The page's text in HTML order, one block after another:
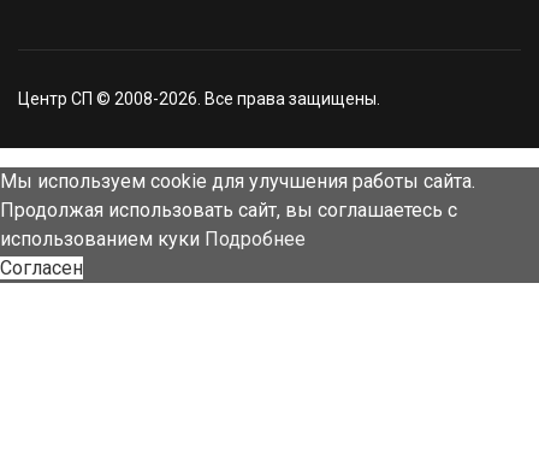
Центр СП © 2008-2026. Все права защищены.
Мы используем cookie для улучшения работы сайта.
Продолжая использовать сайт, вы соглашаетесь с
использованием куки Подробнее
Согласен